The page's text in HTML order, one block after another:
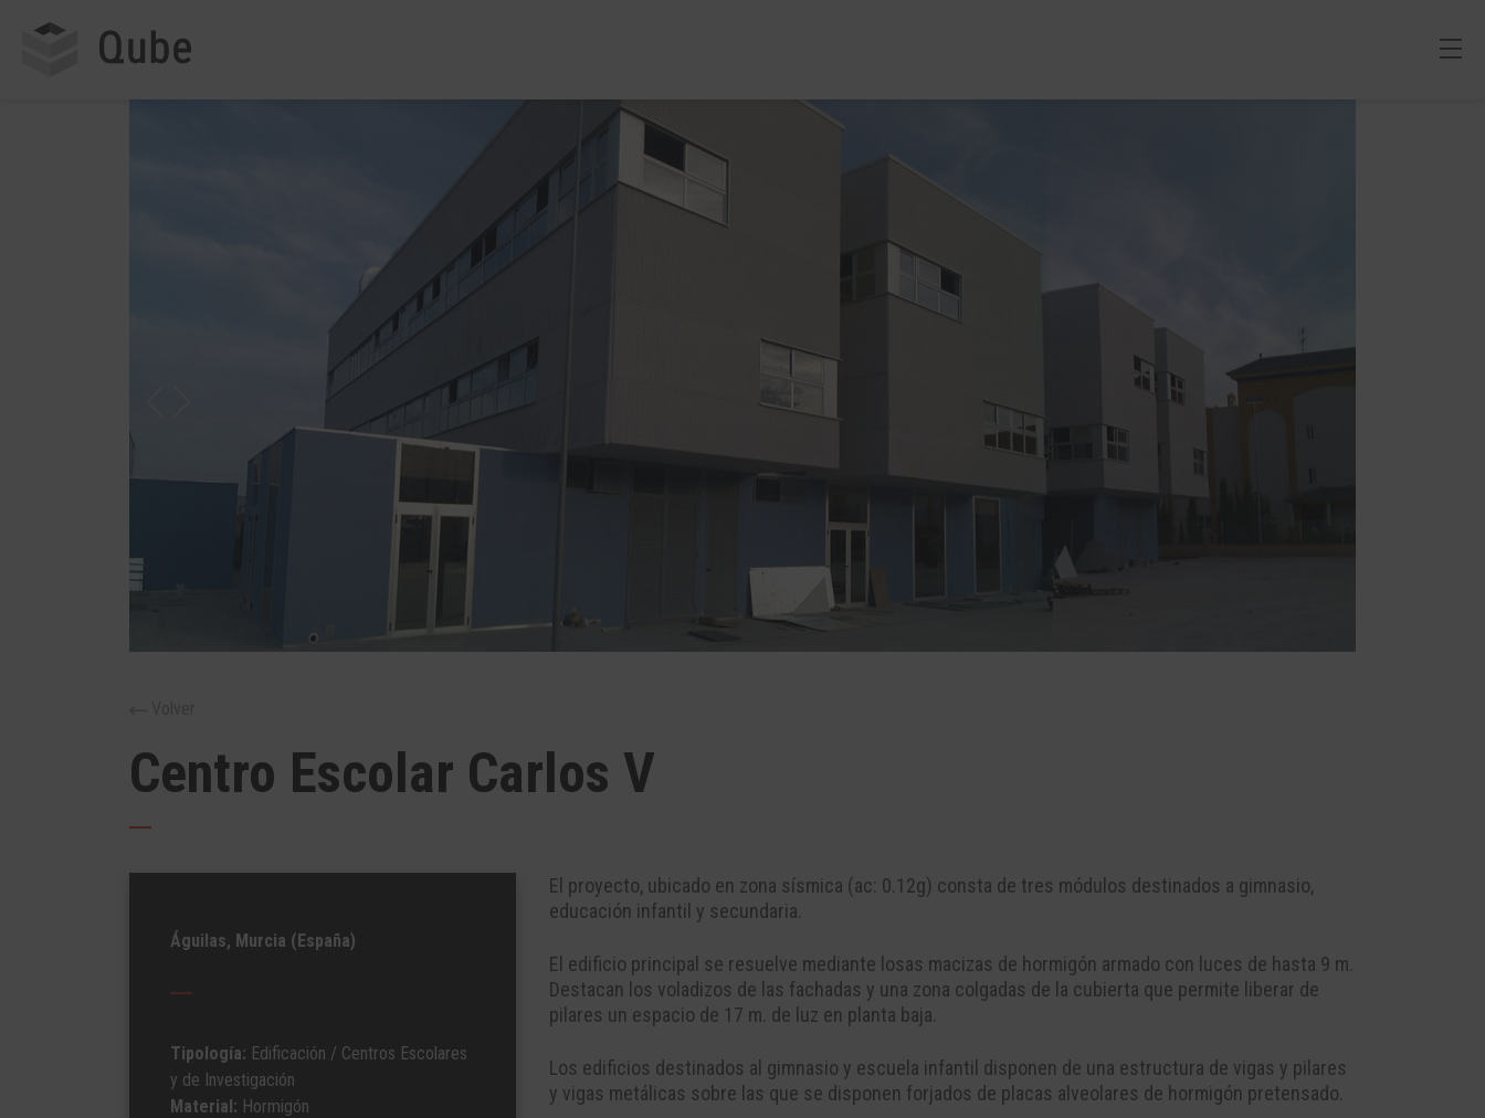
Centro Escolar Carlos V
Águilas, Murcia (España)
Tipología: Edificación / Centros Escolares
y de Investigación
Material: Hormigón
El proyecto, ubicado en zona sísmica (ac: 0.12g) consta de tres módulos destinados a gimnasio,
educación infantil y secundaria.
El edificio principal se resuelve mediante losas macizas de hormigón armado con luces de hasta 9 m.
Destacan los voladizos de las fachadas y una zona colgadas de la cubierta que permite liberar de
pilares un espacio de 17 m. de luz en planta baja.
Los edificios destinados al gimnasio y escuela infantil disponen de una estructura de vigas y pilares
y vigas metálicas sobre las que se disponen forjados de placas alveolares de hormigón pretensado.